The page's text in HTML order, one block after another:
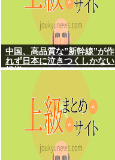
中国、高品質な”新幹線”が作
れず日本に泣きつくしかない
模様www